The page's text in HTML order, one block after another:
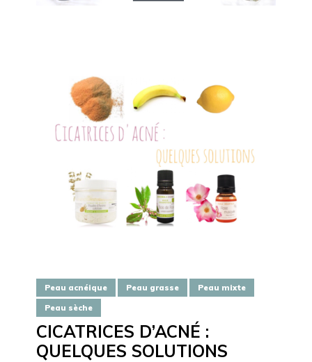
Peau acnéique Peau grasse Peau mixte
Peau sèche
CICATRICES D’ACNÉ :
QUELQUES SOLUTIONS